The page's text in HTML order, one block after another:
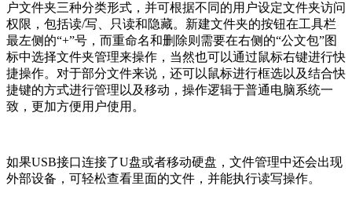
户文件夹三种分类形式，并可根据不同的用户设定文件夹访问
权限，包括读/写、只读和隐藏。新建文件夹的按钮在工具栏
最左侧的“+”号，而重命名和删除则需要在右侧的“公文包”图
标中选择文件夹管理来操作，当然也可以通过鼠标右键进行快
捷操作。对于部分文件来说，还可以鼠标进行框选以及结合快
捷键的方式进行管理以及移动，操作逻辑于普通电脑系统一
致，更加方便用户使用。
如果USB接口连接了U盘或者移动硬盘，文件管理中还会出现
外部设备，可轻松查看里面的文件，并能执行读写操作。